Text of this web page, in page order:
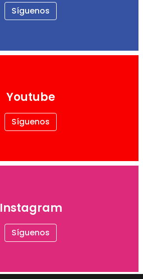
Síguenos
Youtube
Síguenos
Instagram
Síguenos